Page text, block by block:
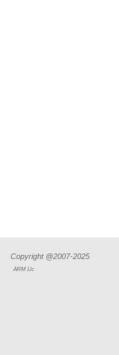
Copyright @2007-2025
ARM Llc